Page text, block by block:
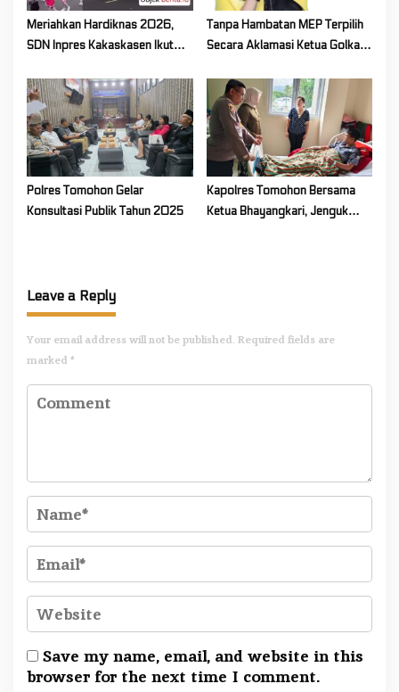
Meriahkan Hardiknas 2026,
SDN Inpres Kakaskasen Ikut
Tanpa Hambatan MEP Terpilih
Secara Aklamasi Ketua Golkar
Polres Tomohon Gelar
Konsultasi Publik Tahun 2025
Kapolres Tomohon Bersama
Ketua Bhayangkari, Jenguk
Leave a Reply
Your email address will not be published. Required fields are
marked *
Save my name, email, and website in this
browser for the next time I comment.